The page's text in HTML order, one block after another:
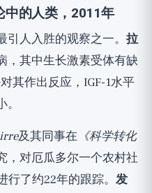
的人类，2011年
人入胜的观察之一。 拉
，其中生长激素受体有缺
其作出反应，IGF-1水平
及其同事在 《科学转化
，对厄瓜多尔一个农村社
了约22年的跟踪。 发